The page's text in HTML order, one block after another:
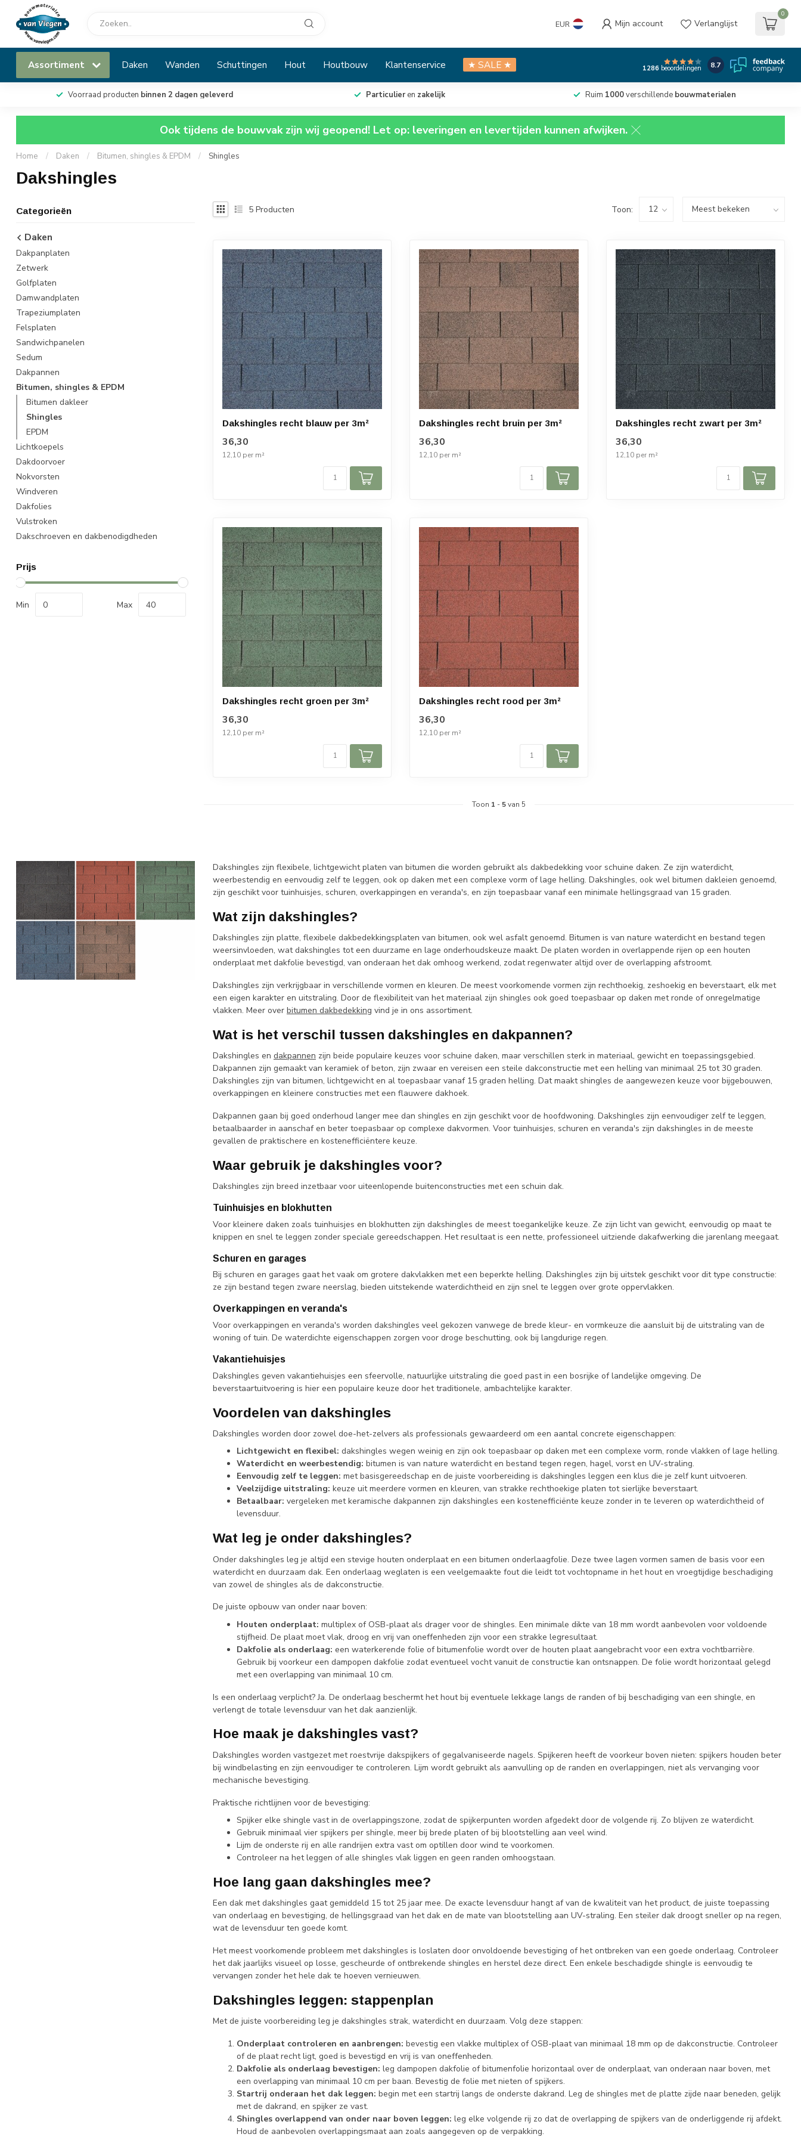
EUR Mijn account Verlanglijst
0
Assortiment Daken Wanden Schuttingen Hout Houtbouw Klantenservice ★ SALE ★ 1286 beoordelingen 8.7
Voorraad producten binnen 2 dagen geleverd Particulieren zakelijk Ruim 1000verschillende bouwmaterialen
Ook tijdens de bouwvak zijn wij geopend! Let op: leveringen en levertijden kunnen afwijken.
Home / Daken / Bitumen, shingles & EPDM / Shingles
Dakshingles
Categorieën
Daken
Dakpanplaten
Zetwerk
Golfplaten
Damwandplaten
Trapeziumplaten
Felsplaten
Sandwichpanelen
Sedum
Dakpannen
Bitumen, shingles & EPDM
Bitumen dakleer
Shingles
EPDM
Lichtkoepels
Dakdoorvoer
Nokvorsten
Windveren
Dakfolies
Vulstroken
Dakschroeven en dakbenodigdheden
Prijs
Min Max
5 Producten Toon:
Dakshingles recht blauw per 3m²
36,30
12,10 per m²
Dakshingles recht bruin per 3m²
36,30
12,10 per m²
Dakshingles recht zwart per 3m²
36,30
12,10 per m²
Dakshingles recht groen per 3m²
36,30
12,10 per m²
Dakshingles recht rood per 3m²
36,30
12,10 per m²
Toon 1 - 5van 5
Dakshingles zijn flexibele, lichtgewicht platen van bitumen die worden gebruikt als dakbedekking voor schuine daken. Ze zijn waterdicht,
weerbestendig en eenvoudig zelf te leggen, ook op daken met een complexe vorm of lage helling. Dakshingles, ook wel bitumen dakleien genoemd,
zijn geschikt voor tuinhuisjes, schuren, overkappingen en veranda's, en zijn toepasbaar vanaf een minimale hellingsgraad van 15 graden.
Wat zijn dakshingles?
Dakshingles zijn platte, flexibele dakbedekkingsplaten van bitumen, ook wel asfalt genoemd. Bitumen is van nature waterdicht en bestand tegen
weersinvloeden, wat dakshingles tot een duurzame en lage onderhoudskeuze maakt. De platen worden in overlappende rijen op een houten
onderplaat met dakfolie bevestigd, van onderaan het dak omhoog werkend, zodat regenwater altijd over de overlapping afstroomt.
Dakshingles zijn verkrijgbaar in verschillende vormen en kleuren. De meest voorkomende vormen zijn rechthoekig, zeshoekig en beverstaart, elk met
een eigen karakter en uitstraling. Door de flexibiliteit van het materiaal zijn shingles ook goed toepasbaar op daken met ronde of onregelmatige
vlakken. Meer over bitumen dakbedekking vind je in ons assortiment.
Wat is het verschil tussen dakshingles en dakpannen?
Dakshingles en dakpannen zijn beide populaire keuzes voor schuine daken, maar verschillen sterk in materiaal, gewicht en toepassingsgebied.
Dakpannen zijn gemaakt van keramiek of beton, zijn zwaar en vereisen een steile dakconstructie met een helling van minimaal 25 tot 30 graden.
Dakshingles zijn van bitumen, lichtgewicht en al toepasbaar vanaf 15 graden helling. Dat maakt shingles de aangewezen keuze voor bijgebouwen,
overkappingen en kleinere constructies met een flauwere dakhoek.
Dakpannen gaan bij goed onderhoud langer mee dan shingles en zijn geschikt voor de hoofdwoning. Dakshingles zijn eenvoudiger zelf te leggen,
betaalbaarder in aanschaf en beter toepasbaar op complexe dakvormen. Voor tuinhuisjes, schuren en veranda's zijn dakshingles in de meeste
gevallen de praktischere en kostenefficiëntere keuze.
Waar gebruik je dakshingles voor?
Dakshingles zijn breed inzetbaar voor uiteenlopende buitenconstructies met een schuin dak.
Tuinhuisjes en blokhutten
Voor kleinere daken zoals tuinhuisjes en blokhutten zijn dakshingles de meest toegankelijke keuze. Ze zijn licht van gewicht, eenvoudig op maat te
knippen en snel te leggen zonder speciale gereedschappen. Het resultaat is een nette, professioneel uitziende dakafwerking die jarenlang meegaat.
Schuren en garages
Bij schuren en garages gaat het vaak om grotere dakvlakken met een beperkte helling. Dakshingles zijn bij uitstek geschikt voor dit type constructie:
ze zijn bestand tegen zware neerslag, bieden uitstekende waterdichtheid en zijn snel te leggen over grote oppervlakken.
Overkappingen en veranda's
Voor overkappingen en veranda's worden dakshingles veel gekozen vanwege de brede kleur- en vormkeuze die aansluit bij de uitstraling van de
woning of tuin. De waterdichte eigenschappen zorgen voor droge beschutting, ook bij langdurige regen.
Vakantiehuisjes
Dakshingles geven vakantiehuisjes een sfeervolle, natuurlijke uitstraling die goed past in een bosrijke of landelijke omgeving. De
beverstaartuitvoering is hier een populaire keuze door het traditionele, ambachtelijke karakter.
Voordelen van dakshingles
Dakshingles worden door zowel doe-het-zelvers als professionals gewaardeerd om een aantal concrete eigenschappen:
Lichtgewicht en flexibel: dakshingles wegen weinig en zijn ook toepasbaar op daken met een complexe vorm, ronde vlakken of lage helling.
Waterdicht en weerbestendig: bitumen is van nature waterdicht en bestand tegen regen, hagel, vorst en UV-straling.
Eenvoudig zelf te leggen: met basisgereedschap en de juiste voorbereiding is dakshingles leggen een klus die je zelf kunt uitvoeren.
Veelzijdige uitstraling: keuze uit meerdere vormen en kleuren, van strakke rechthoekige platen tot sierlijke beverstaart.
Betaalbaar: vergeleken met keramische dakpannen zijn dakshingles een kostenefficiënte keuze zonder in te leveren op waterdichtheid of
levensduur.
Wat leg je onder dakshingles?
Onder dakshingles leg je altijd een stevige houten onderplaat en een bitumen onderlaagfolie. Deze twee lagen vormen samen de basis voor een
waterdicht en duurzaam dak. Een onderlaag weglaten is een veelgemaakte fout die leidt tot vochtopname in het hout en vroegtijdige beschadiging
van zowel de shingles als de dakconstructie.
De juiste opbouw van onder naar boven:
Houten onderplaat: multiplex of OSB-plaat als drager voor de shingles. Een minimale dikte van 18 mm wordt aanbevolen voor voldoende
stijfheid. De plaat moet vlak, droog en vrij van oneffenheden zijn voor een strakke legresultaat.
Dakfolie als onderlaag: een waterkerende folie of bitumenfolie wordt over de houten plaat aangebracht voor een extra vochtbarrière.
Gebruik bij voorkeur een dampopen dakfolie zodat eventueel vocht vanuit de constructie kan ontsnappen. De folie wordt horizontaal gelegd
met een overlapping van minimaal 10 cm.
Is een onderlaag verplicht? Ja. De onderlaag beschermt het hout bij eventuele lekkage langs de randen of bij beschadiging van een shingle, en
verlengt de totale levensduur van het dak aanzienlijk.
Hoe maak je dakshingles vast?
Dakshingles worden vastgezet met roestvrije dakspijkers of gegalvaniseerde nagels. Spijkeren heeft de voorkeur boven nieten: spijkers houden beter
bij windbelasting en zijn eenvoudiger te controleren. Lijm wordt gebruikt als aanvulling op de randen en overlappingen, niet als vervanging voor
mechanische bevestiging.
Praktische richtlijnen voor de bevestiging:
Spijker elke shingle vast in de overlappingszone, zodat de spijkerpunten worden afgedekt door de volgende rij. Zo blijven ze waterdicht.
Gebruik minimaal vier spijkers per shingle, meer bij brede platen of bij blootstelling aan veel wind.
Lijm de onderste rij en alle randrijen extra vast om optillen door wind te voorkomen.
Controleer na het leggen of alle shingles vlak liggen en geen randen omhoogstaan.
Hoe lang gaan dakshingles mee?
Een dak met dakshingles gaat gemiddeld 15 tot 25 jaar mee. De exacte levensduur hangt af van de kwaliteit van het product, de juiste toepassing
van onderlaag en bevestiging, de hellingsgraad van het dak en de mate van blootstelling aan UV-straling. Een steiler dak droogt sneller op na regen,
wat de levensduur ten goede komt.
Het meest voorkomende probleem met dakshingles is loslaten door onvoldoende bevestiging of het ontbreken van een goede onderlaag. Controleer
het dak jaarlijks visueel op losse, gescheurde of ontbrekende shingles en herstel deze direct. Een enkele beschadigde shingle is eenvoudig te
vervangen zonder het hele dak te hoeven vernieuwen.
Dakshingles leggen: stappenplan
Met de juiste voorbereiding leg je dakshingles strak, waterdicht en duurzaam. Volg deze stappen:
Onderplaat controleren en aanbrengen: bevestig een vlakke multiplex of OSB-plaat van minimaal 18 mm op de dakconstructie. Controleer
of de plaat recht ligt, goed is bevestigd en vrij is van oneffenheden.
Dakfolie als onderlaag bevestigen: leg dampopen dakfolie of bitumenfolie horizontaal over de onderplaat, van onderaan naar boven, met
een overlapping van minimaal 10 cm per baan. Bevestig de folie met nieten of spijkers.
Startrij onderaan het dak leggen: begin met een startrij langs de onderste dakrand. Leg de shingles met de platte zijde naar beneden, gelijk
met de dakrand, en spijker ze vast.
Shingles overlappend van onder naar boven leggen: leg elke volgende rij zo dat de overlapping de spijkers van de onderliggende rij afdekt.
Houd de aanbevolen overlappingsmaat aan zoals aangegeven op de verpakking.